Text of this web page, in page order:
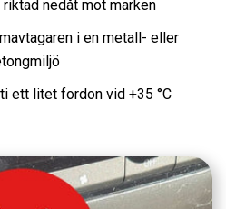
nedåt mot marken
i en metall- eller
ett litet fordon vid +35 °C